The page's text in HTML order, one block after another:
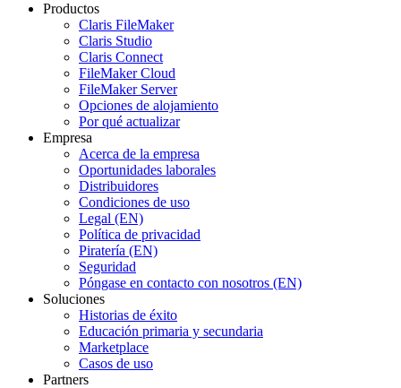
Productos
Claris FileMaker
Claris Studio
Claris Connect
FileMaker Cloud
FileMaker Server
Opciones de alojamiento
Por qué actualizar
Empresa
Acerca de la empresa
Oportunidades laborales
Distribuidores
Condiciones de uso
Legal (EN)
Política de privacidad
Piratería (EN)
Seguridad
Póngase en contacto con nosotros (EN)
Soluciones
Historias de éxito
Educación primaria y secundaria
Marketplace
Casos de uso
Partners